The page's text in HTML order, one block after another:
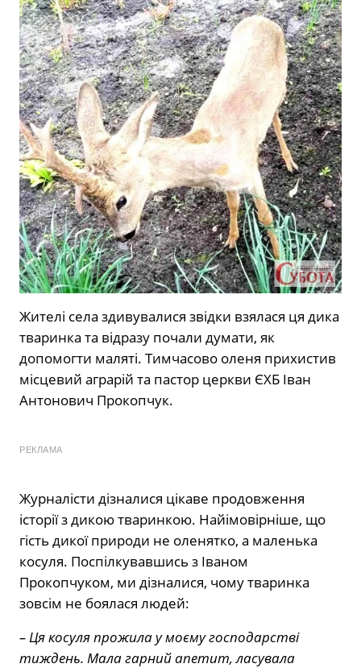
Жителі села здивувалися звідки взялася ця дика
тваринка та відразу почали думати, як
допомогти маляті. Тимчасово оленя прихистив
місцевий аграрій та пастор церкви ЄХБ Іван
Антонович Прокопчук.
РЕКЛАМА
Журналісти дізналися цікаве продовження
історії з дикою тваринкою. Найімовірніше, що
гість дикої природи не оленятко, а маленька
косуля. Поспілкувавшись з Іваном
Прокопчуком, ми дізналися, чому тваринка
зовсім не боялася людей:
– Ця косуля прожила у моєму господарстві
тиждень. Мала гарний апетит, ласувала